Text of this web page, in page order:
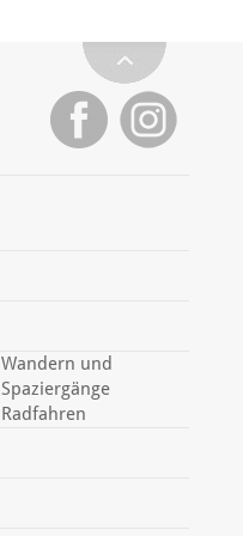
Wandern und
Spaziergänge
Radfahren